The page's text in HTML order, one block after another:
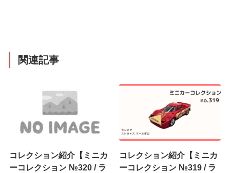
関連記事
コレクション紹介【ミニカ
ーコレクション №320 / ラ
コレクション紹介【ミニカ
ーコレクション №319 / ラ